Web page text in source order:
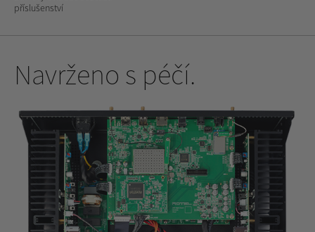
příslušenství
Navrženo s péčí.